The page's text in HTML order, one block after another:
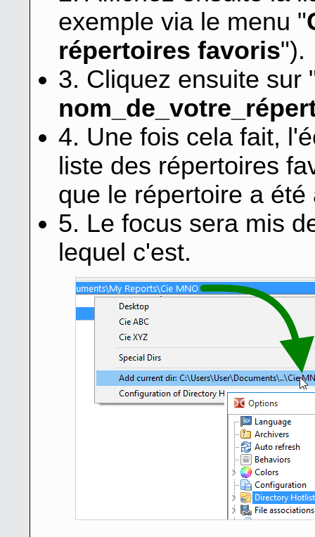
exemple via le menu "
répertoires favoris").
3. Cliquez ensuite sur
4. Une fois cela fait,
liste des répertoires
que le répertoire a été
5. Le focus sera mis
lequel c'est.